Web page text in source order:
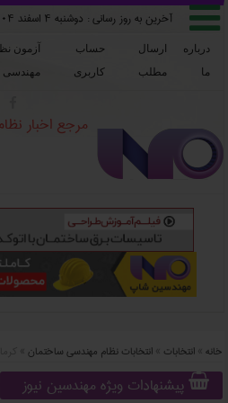
 آخرین به روز رسانی : دوشنبه ۴ اسفند ۱۴۰۴
درباره
ما
ارسال
مطلب
حساب
کاربری
آزمون
مهندسی
مرجع اخبار
خانه »انتخابات »انتخابات نظام مهندسی ساختمان
پیشنهادات ویژه مهندسین نیوز